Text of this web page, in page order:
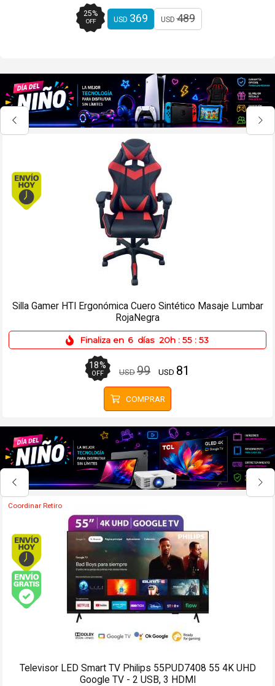
25%
OFF USD 369 USD489
Envío hoy. Comprando antes de 13Hs.
Envío gratis (Ver Envíos y Pagos)
Monitor Gamer Benq Zowie XL2586X+ 24.1 Full HD 600Hz -
3xHDMI, DP
Finaliza en 6 días 20h : 55 : 53
18%
OFF USD1899 USD 1549
COMPRAR
Coordinar Retiro
Envío hoy. Comprando antes de 13Hs.
Envío gratis (Ver Envíos y Pagos)
Televisor LED Smart TV Philips 65PUD7908 65 4K UHD
Ambilight - 2 USB, 4 HDMI